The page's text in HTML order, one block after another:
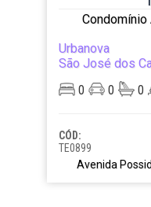
Urbanova
São José dos
0
0 0
CÓD:
TE0899
Avenida